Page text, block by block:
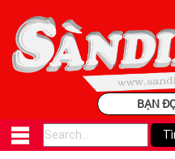
BẠN